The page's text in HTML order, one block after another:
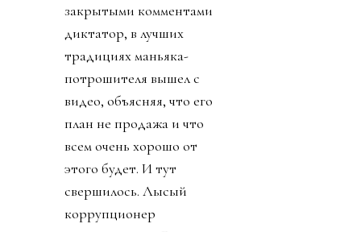
закрытыми комментами
диктатор, в лучших
традициях маньяка-
потрошителя вышел с
видео, объясняя, что его
план не продажа и что
всем очень хорошо от
этого будет. И тут
свершилось. Лысый
коррупционер